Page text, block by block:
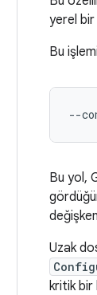
yerel
Bu
--
Bu yol,
Uzak
kritik bir